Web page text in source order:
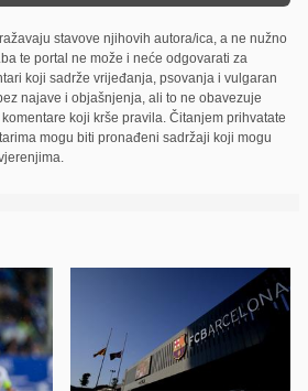
stavove njihovih autora/ica, a ne nužno
te portal ne može i neće odgovarati za
koji sadrže vrijeđanja, psovanja i vulgaran
najave i objašnjenja, ali to ne obavezuje
koji krše pravila. Čitanjem prihvatate
mogu biti pronađeni sadržaji koji mogu